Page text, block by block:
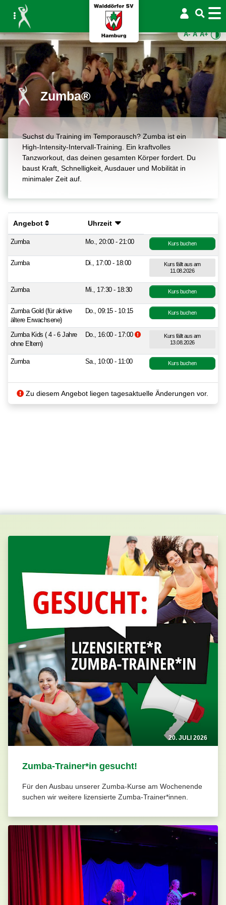
A- A A+
Zumba®
Suchst du Training im Temporausch? Zumba ist ein
High-Intensity-Intervall-Training. Ein kraftvolles
Tanzworkout, das deinen gesamten Körper fordert. Du
baust Kraft, Schnelligkeit, Ausdauer und Mobilität in
minimaler Zeit auf.
Angebot Uhrzeit
Zumba Mo., 20:00 - 21:00 Kurs buchen
Zumba Di., 17:00 - 18:00
Kurs fällt aus am
11.08.2026
Zumba Mi., 17:30 - 18:30 Kurs buchen
Zumba Gold (für aktive
ältere Erwachsene)
Do., 09:15 - 10:15 Kurs buchen
Zumba Kids ( 4 - 6 Jahre
ohne Eltern)
Do., 16:00 - 17:00 Zusatzinformationen beachten.
Kurs fällt aus am
13.08.2026
Zumba Sa., 10:00 - 11:00 Kurs buchen
Zu diesem Angebot liegen tagesaktuelle Änderungen vor.
20. JULI 2026
Zumba-Trainer*in gesucht!
Für den Ausbau unserer Zumba-Kurse am Wochenende
suchen wir weitere lizensierte Zumba-Trainer*innen.